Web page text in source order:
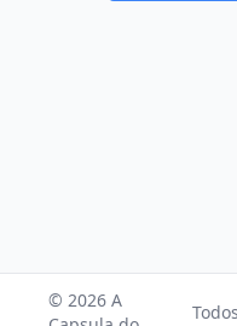
© 2026 A